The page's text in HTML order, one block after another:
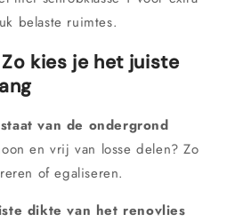
belaste ruimtes.
kies je het juiste
van de ondergrond
en vrij van losse delen? Zo
of egaliseren.
dikte van het renovlies